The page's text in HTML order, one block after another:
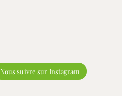
Nous suivre sur Instagram